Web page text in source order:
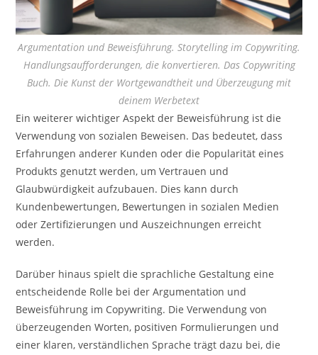
Argumentation und Beweisführung. Storytelling im Copywriting.
Handlungsaufforderungen, die konvertieren. Das Copywriting
Buch. Die Kunst der Wortgewandtheit und Überzeugung mit
deinem Werbetext
Ein weiterer wichtiger Aspekt der Beweisführung ist die
Verwendung von sozialen Beweisen. Das bedeutet, dass
Erfahrungen anderer Kunden oder die Popularität eines
Produkts genutzt werden, um Vertrauen und
Glaubwürdigkeit aufzubauen. Dies kann durch
Kundenbewertungen, Bewertungen in sozialen Medien
oder Zertifizierungen und Auszeichnungen erreicht
werden.
Darüber hinaus spielt die sprachliche Gestaltung eine
entscheidende Rolle bei der Argumentation und
Beweisführung im Copywriting. Die Verwendung von
überzeugenden Worten, positiven Formulierungen und
einer klaren, verständlichen Sprache trägt dazu bei, die